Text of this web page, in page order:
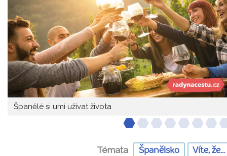
Španělé si umí užívat života
Témata Španělsko Víte, že...